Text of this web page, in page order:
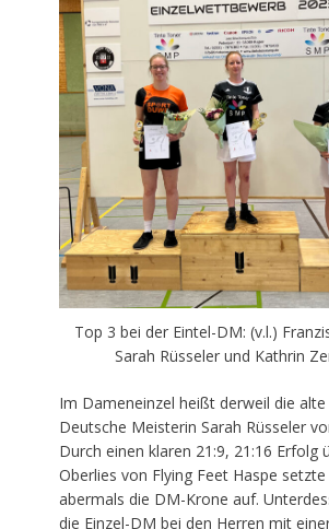
Top 3 bei der Eintel-DM: (v.l.)
Sarah Rüsseler und Kathrin
Im Dameneinzel heißt derweil die alte
Deutsche Meisterin Sarah Rüsseler
Durch einen klaren 21:9, 21:16 Erfolg
Oberlies von Flying Feet Haspe setzte
abermals die DM-Krone auf.
die Einzel-DM bei den Herren mit